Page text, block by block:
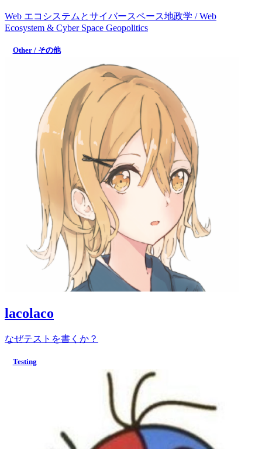
Web エコシステムとサイバースペース地政学 / Web
Ecosystem & Cyber Space Geopolitics
Other / その他
lacolaco
なぜテストを書くか？
Testing